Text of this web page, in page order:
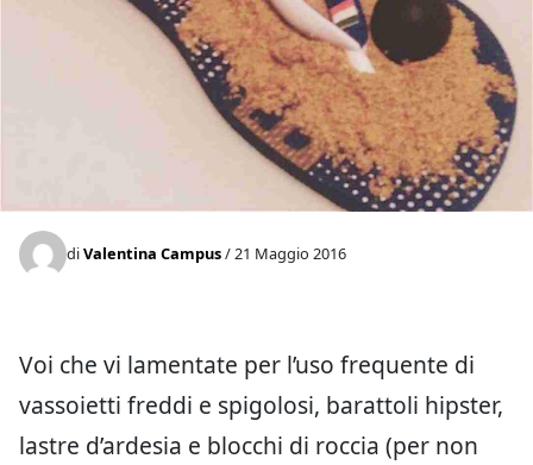
diValentina Campus/ 21 Maggio 2016
Voi che vi lamentate per l’uso frequente di
vassoietti freddi e spigolosi, barattoli hipster,
lastre d’ardesia e blocchi di roccia (per non